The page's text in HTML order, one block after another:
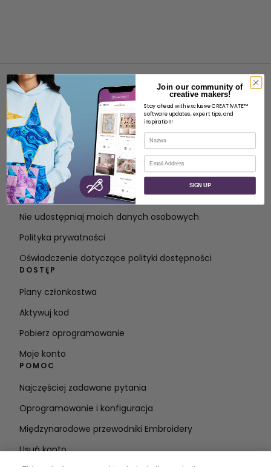
O
O SVP Worldwide
Kontakt
Warunki świadczenia usług
Nie udostępniaj moich danych osobowych
Polityka prywatności
Oświadczenie dotyczące polityki dostępności
DOSTĘP
Plany członkostwa
Aktywuj kod
Pobierz oprogramowanie
Moje konto
POMOC
Najczęściej zadawane pytania
Oprogramowanie i konfiguracja
Międzynarodowe przewodniki Embroidery
Usuń konto
Join our community of
creative makers!
Stay ahead with exclusive CREATIVATE™
software updates, expert tips, and
inspiration!
Nazwa
E-mail
SIGN UP